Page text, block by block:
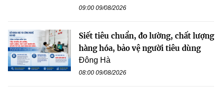
09:00 09/08/2026
Siết tiêu chuẩn, đo lường, chất lượng
hàng hóa, bảo vệ người tiêu dùng
Đông Hà
08:00 09/08/2026